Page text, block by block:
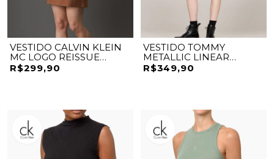
VESTIDO CALVIN KLEIN
MC LOGO REISSUE
EMBOSSED
R$299,90
VESTIDO TOMMY
METALLIC LINEAR
BODYCON
R$349,90